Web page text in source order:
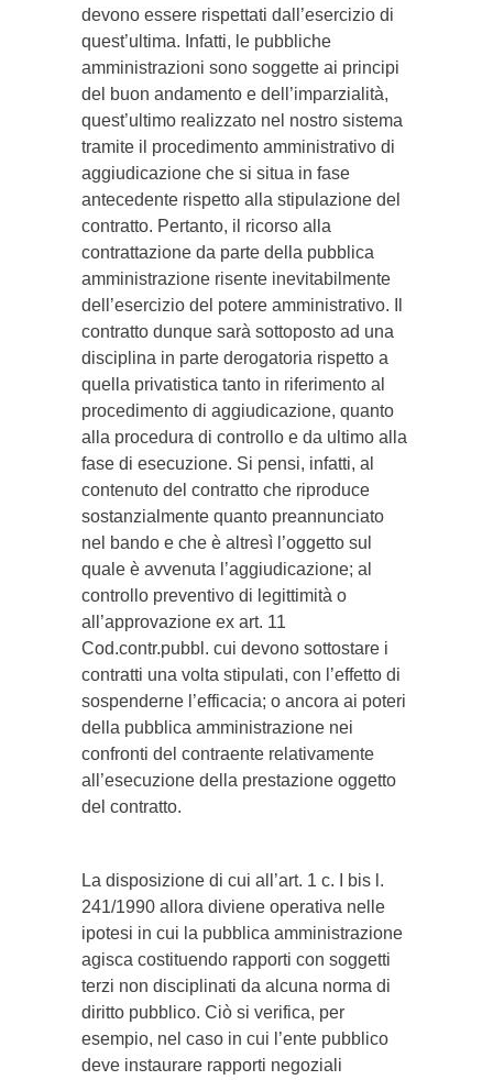
devono essere rispettati dall’esercizio di
quest’ultima. Infatti, le pubbliche
amministrazioni sono soggette ai principi
del buon andamento e dell’imparzialità,
quest’ultimo realizzato nel nostro sistema
tramite il procedimento amministrativo di
aggiudicazione che si situa in fase
antecedente rispetto alla stipulazione del
contratto. Pertanto, il ricorso alla
contrattazione da parte della pubblica
amministrazione risente inevitabilmente
dell’esercizio del potere amministrativo. Il
contratto dunque sarà sottoposto ad una
disciplina in parte derogatoria rispetto a
quella privatistica tanto in riferimento al
procedimento di aggiudicazione, quanto
alla procedura di controllo e da ultimo alla
fase di esecuzione. Si pensi, infatti, al
contenuto del contratto che riproduce
sostanzialmente quanto preannunciato
nel bando e che è altresì l’oggetto sul
quale è avvenuta l’aggiudicazione; al
controllo preventivo di legittimità o
all’approvazione ex art. 11
Cod.contr.pubbl. cui devono sottostare i
contratti una volta stipulati, con l’effetto di
sospenderne l’efficacia; o ancora ai poteri
della pubblica amministrazione nei
confronti del contraente relativamente
all’esecuzione della prestazione oggetto
del contratto.
La disposizione di cui all’art. 1 c. I bis l.
241/1990 allora diviene operativa nelle
ipotesi in cui la pubblica amministrazione
agisca costituendo rapporti con soggetti
terzi non disciplinati da alcuna norma di
diritto pubblico. Ciò si verifica, per
esempio, nel caso in cui l’ente pubblico
deve instaurare rapporti negoziali